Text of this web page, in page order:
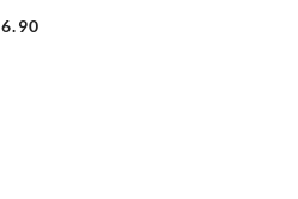
Cena:
6.90